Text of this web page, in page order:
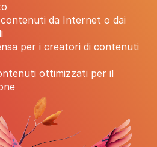
da Internet o dai
per i creatori di contenuti
ottimizzati per il